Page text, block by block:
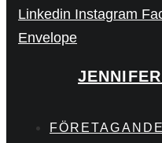
Linkedin Instagram
Envelope
FÖRETAGANDE